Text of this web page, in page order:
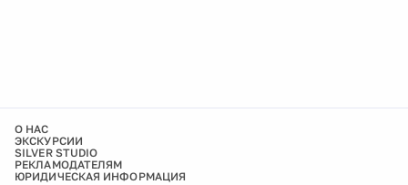
О НАС
ЭКСКУРСИИ
SILVER STUDIO
РЕКЛАМОДАТЕЛЯМ
ЮРИДИЧЕСКАЯ ИНФОРМАЦИЯ